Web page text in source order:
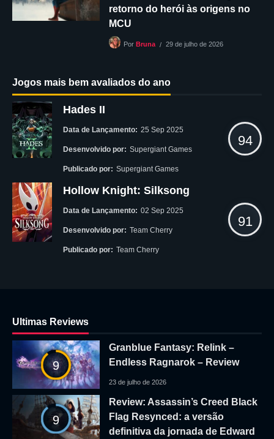
retorno do herói às origens no
MCU
Por Bruna 29 de julho de 2026
Jogos mais bem avaliados do ano
Hades II
Data de Lançamento: 25 Sep 2025
Desenvolvido por: Supergiant Games
Publicado por: Supergiant Games
94
Hollow Knight: Silksong
Data de Lançamento: 02 Sep 2025
Desenvolvido por: Team Cherry
Publicado por: Team Cherry
91
Ultimas Reviews
9
Granblue Fantasy: Relink –
Endless Ragnarok – Review
23 de julho de 2026
9
Review: Assassin’s Creed Black
Flag Resynced: a versão
definitiva da jornada de Edward